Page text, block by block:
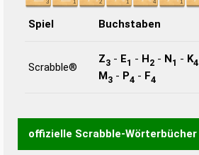
Spiel Buchstaben
Scrabble®
Z3 - E1 - H2 - N1 - K4
M3 - P4 - F4
offizielle Scrabble-Wörterbücher